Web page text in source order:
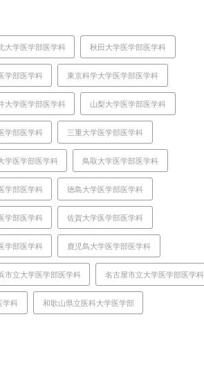
大学医学部医学科 秋田大学医学部医学科
学部医学科 東京科学大学医学部医学科
大学医学部医学科 山梨大学医学部医学科
学部医学科 三重大学医学部医学科
学医学部医学科 鳥取大学医学部医学科
学部医学科 徳島大学医学部医学科
学部医学科 佐賀大学医学部医学科
学部医学科 鹿児島大学医学部医学科
市立大学医学部医学科 名古屋市立大学医学部医学科
学科 和歌山県立医科大学医学部